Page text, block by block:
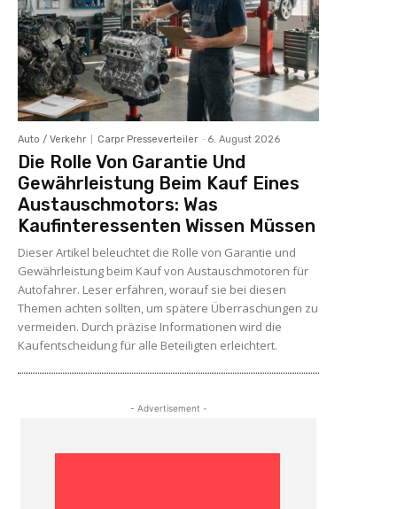
Auto / Verkehr Carpr Presseverteiler - 6. August 2026
Die Rolle Von Garantie Und
Gewährleistung Beim Kauf Eines
Austauschmotors: Was
Kaufinteressenten Wissen Müssen
Dieser Artikel beleuchtet die Rolle von Garantie und
Gewährleistung beim Kauf von Austauschmotoren für
Autofahrer. Leser erfahren, worauf sie bei diesen
Themen achten sollten, um spätere Überraschungen zu
vermeiden. Durch präzise Informationen wird die
Kaufentscheidung für alle Beteiligten erleichtert.
- Advertisement -